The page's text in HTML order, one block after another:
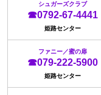
シュガーズクラブ
☎0792-67-4441
姫路センター
ファニー／蜜の扉
☎079-222-5900
姫路センター